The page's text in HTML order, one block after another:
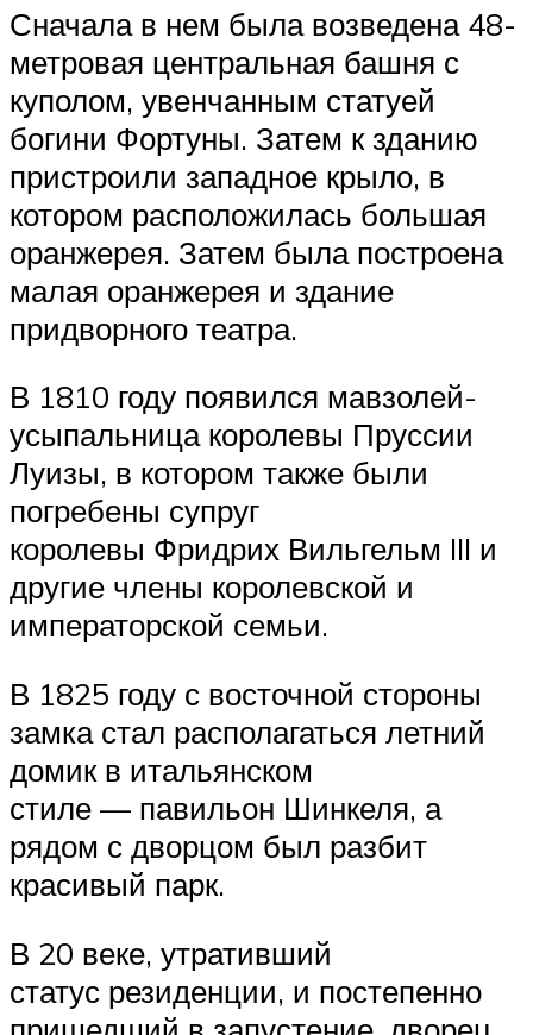
Сначала в нем была возведена 48-
метровая центральная башня с
куполом, увенчанным статуей
богини Фортуны. Затем к зданию
пристроили западное крыло, в
котором расположилась большая
оранжерея. Затем была построена
малая оранжерея и здание
придворного театра.
В 1810 году появился мавзолей-
усыпальница королевы Пруссии
Луизы, в котором также были
погребены супруг
королевы Фридрих Вильгельм III и
другие члены королевской и
императорской семьи.
В 1825 году с восточной стороны
замка стал располагаться летний
домик в итальянском
стиле — павильон Шинкеля, а
рядом с дворцом был разбит
красивый парк.
В 20 веке, утративший
статус резиденции, и постепенно